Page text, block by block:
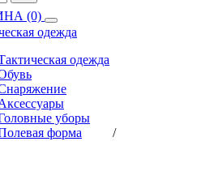
(0)
одежда
одежда
уборы
форма
/